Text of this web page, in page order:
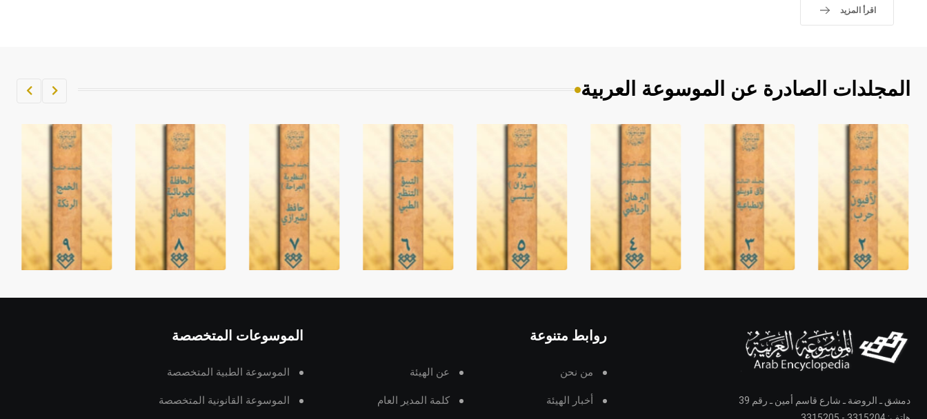
اقرأ المزيد
المجلدات الصادرة عن الموسوعة العربية
دمشق ـ الروضة ـ شارع قاسم أمين ـ رقم 39
روابط متنوعة
من نحن عن الهيئة
أخبار الهيئة كلمة المدير العام
الموسوعات المتخصصة
الموسوعة الطبية المتخصصة
الموسوعة القانونية المتخصصة